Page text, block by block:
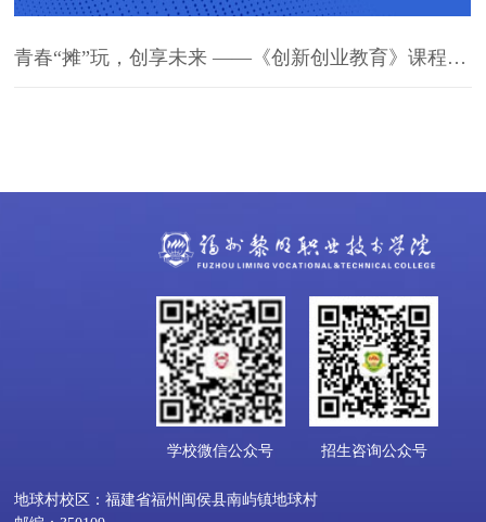
青春“摊”玩，创享未来 ——《创新创业教育》课程实践教学活动跳蚤市场
学校微信公众号 招生咨询公众号
地球村校区：福建省福州闽侯县南屿镇地球村